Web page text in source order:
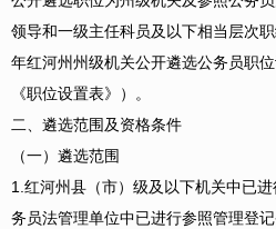
领导和一级主任科员及以下相当层次
年红河州州级机关公开遴选公务员职
《职位设置表》）。
二、遴选范围及资格条件
（一）遴选范围
1.红河州县（市）级及以下机关中已
务员法管理单位中已进行参照管理登